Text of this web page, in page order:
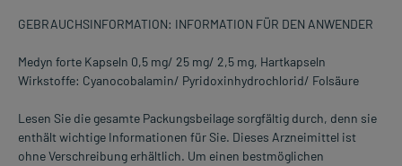
GEBRAUCHSINFORMATION: INFORMATION FÜR DEN ANWENDER
Medyn forte Kapseln 0,5 mg/ 25 mg/ 2,5 mg, Hartkapseln
Wirkstoffe: Cyanocobalamin/ Pyridoxinhydrochlorid/ Folsäure
Lesen Sie die gesamte Packungsbeilage sorgfältig durch, denn sie
enthält wichtige Informationen für Sie. Dieses Arzneimittel ist
ohne Verschreibung erhältlich. Um einen bestmöglichen